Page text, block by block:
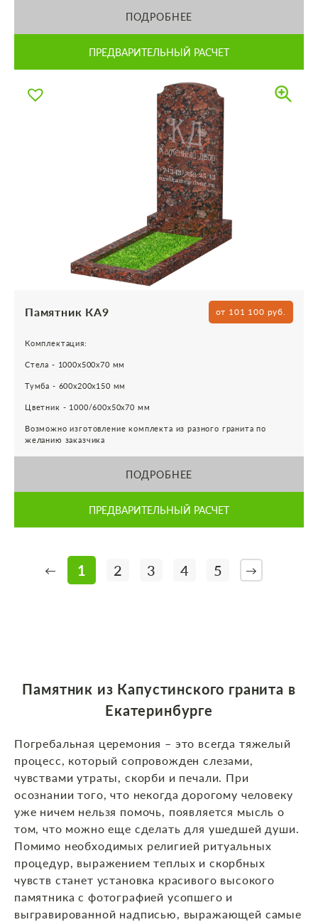
ПОДРОБНЕЕ
ПРЕДВАРИТЕЛЬНЫЙ РАСЧЕТ
Памятник КА9 от 101 100 руб.
Комплектация:
Стела - 1000х500х70 мм
Тумба - 600х200х150 мм
Цветник - 1000/600х50х70 мм
Возможно изготовление комплекта из разного гранита по
желанию заказчика
ПОДРОБНЕЕ
ПРЕДВАРИТЕЛЬНЫЙ РАСЧЕТ
← 1 2 3 4 5 →
Памятник из Капустинского гранита в
Екатеринбурге
Погребальная церемония – это всегда тяжелый
процесс, который сопровожден слезами,
чувствами утраты, скорби и печали. При
осознании того, что некогда дорогому человеку
уже ничем нельзя помочь, появляется мысль о
том, что можно еще сделать для ушедшей души.
Помимо необходимых религией ритуальных
процедур, выражением теплых и скорбных
чувств станет установка красивого высокого
памятника с фотографией усопшего и
выгравированной надписью, выражающей самые